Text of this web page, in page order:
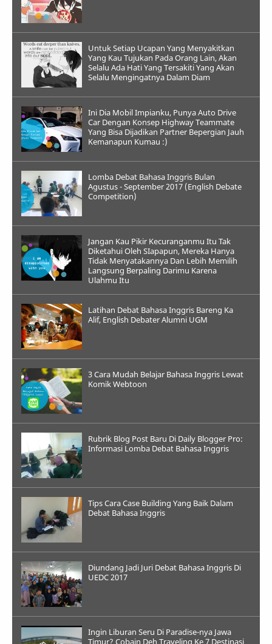
Untuk Setiap Ucapan Yang Menyakitkan
Yang Kau Tujukan Pada Orang Lain, Akan
Selalu Ada Hati Yang Tersakiti Yang Akan
Selalu Mengingatnya Dalam Diam
Ini Dia Mobil Impianku, Punya Auto Drive
Car Dengan Konsep Highway Teammate
Yang Bisa Dijadikan Partner Bepergian Jauh
Kemanapun Kumau :)
Lomba Debat Bahasa Inggris Bulan
Agustus - September 2017 (English Debate
Competition)
Jangan Kau Pikir Kecuranganmu Itu Tak
Diketahui Oleh SIapapun, Mereka Hanya
Tidak Menyatakannya Dan Lebih Memilih
Langsung Berpaling Darimu Karena
Ulahmu Itu
Latihan Debat Bahasa Inggris Bareng Ka
Alif, English Debater Alumni UGM
3 Cara Mudah Belajar Bahasa Inggris Lewat
Komik Webtoon
Rubrik Blog Post Baru Di Daily Blogger Pro:
Informasi Lomba Debat Bahasa Inggris
Tips Cara Case Building Yang Baik Dalam
Debat Bahasa Inggris
Diundang Jadi Juri Debat Bahasa Inggris Di
UEDC 2017
Ingin Liburan Seru Di Paradise-nya Jawa